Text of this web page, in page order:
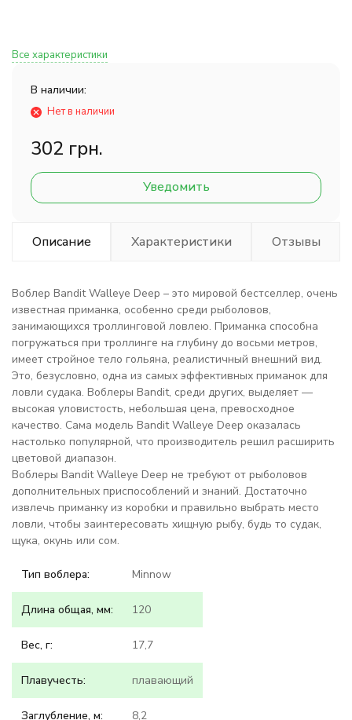
Все характеристики
В наличии:
Нет в наличии
302 грн.
Уведомить
Описание Характеристики Отзывы
Воблер Bandit Walleye Deep – это мировой бестселлер, очень
известная приманка, особенно среди рыболовов,
занимающихся троллинговой ловлею. Приманка способна
погружаться при троллинге на глубину до восьми метров,
имеет стройное тело гольяна, реалистичный внешний вид.
Это, безусловно, одна из самых эффективных приманок для
ловли судака. Воблеры Bandit, среди других, выделяет —
высокая уловистость, небольшая цена, превосходное
качество. Сама модель Bandit Walleye Deep оказалась
настолько популярной, что производитель решил расширить
цветовой диапазон.
Воблеры Bandit Walleye Deep не требуют от рыболовов
дополнительных приспособлений и знаний. Достаточно
извлечь приманку из коробки и правильно выбрать место
ловли, чтобы заинтересовать хищную рыбу, будь то судак,
щука, окунь или сом.
Тип воблера: Minnow
Длина общая, мм: 120
Вес, г: 17,7
Плавучесть: плавающий
Заглубление, м: 8,2